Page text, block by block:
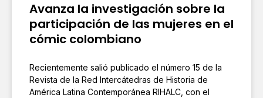
Avanza la investigación sobre la
participación de las mujeres en el
cómic colombiano
Recientemente salió publicado el número 15 de la
Revista de la Red Intercátedras de Historia de
América Latina Contemporánea RIHALC, con el